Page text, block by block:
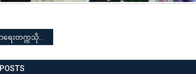
များနေ့ အထိမ်းအမှတ် စာစီစာကုံးနှင့် ကဗျာပြိုင်ပွဲ